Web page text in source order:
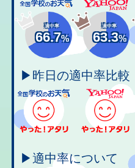
適中率
66.7%
適中率
63.3%
▶昨日の適中率比較
▶適中率について